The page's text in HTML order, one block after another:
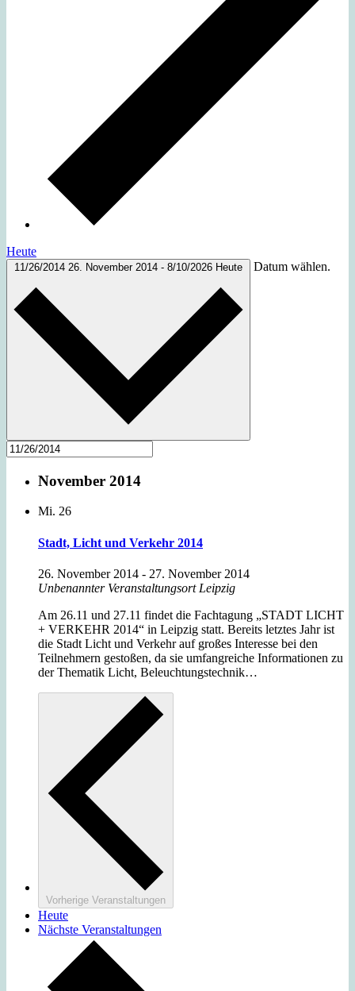
Heute
11/26/2014 26. November 2014 - 8/10/2026 Heute Datum wählen.
November 2014
Mi. 26
Stadt, Licht und Verkehr 2014
26. November 2014 - 27. November 2014
Unbenannter Veranstaltungsort Leipzig
Am 26.11 und 27.11 findet die Fachtagung „STADT LICHT
+ VERKEHR 2014“ in Leipzig statt. Bereits letztes Jahr ist
die Stadt Licht und Verkehr auf großes Interesse bei den
Teilnehmern gestoßen, da sie umfangreiche Informationen zu
der Thematik Licht, Beleuchtungstechnik…
Vorherige Veranstaltungen
Heute
Nächste Veranstaltungen